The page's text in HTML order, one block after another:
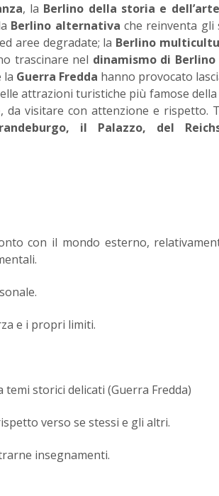
, la Berlino della storia e dell’arte
Berlino alternativa che reinventa gli
aree degradate; la Berlino
trascinare nel dinamismo di Berlino
la Guerra Fredda hanno provocato
attrazioni turistiche più famose della
, da visitare con attenzione e rispetto.
il Palazzo, del
con il mondo esterno,
e i propri limiti.
storici delicati (Guerra Fredda)
verso se stessi e gli altri.
insegnamenti.